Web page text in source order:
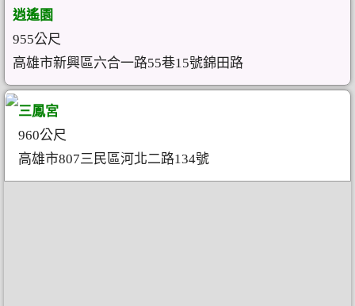
逍遙園
955公尺
高雄市新興區六合一路55巷15號錦田路
三鳳宮
960公尺
高雄市807三民區河北二路134號